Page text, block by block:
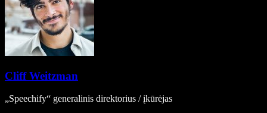
Cliff Weitzman
„Speechify“ generalinis direktorius / įkūrėjas